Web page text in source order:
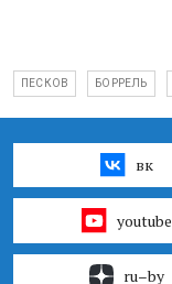
ПЕСКОВ БОРРЕЛЬ
вк
youtube
ru–by